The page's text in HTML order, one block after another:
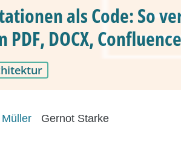
als Code: So
PDF, DOCX,
Gernot Starke